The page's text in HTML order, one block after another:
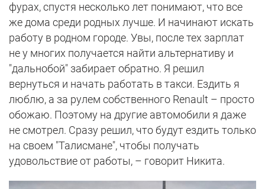
фурах, спустя несколько лет понимают, что все
же дома среди родных лучше. И начинают искать
работу в родном городе. Увы, после тех зарплат
не у многих получается найти альтернативу и
"дальнобой" забирает обратно. Я решил
вернуться и начать работать в такси. Ездить я
люблю, а за рулем собственного Renault – просто
обожаю. Поэтому на другие автомобили я даже
не смотрел. Сразу решил, что будут ездить только
на своем "Талисмане", чтобы получать
удовольствие от работы, – говорит Никита.